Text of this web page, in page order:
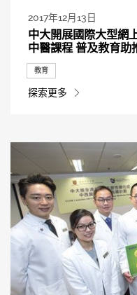
2017年12月13日
中大開展國際大型網
中醫課程 普及教育助
教育
探索更多